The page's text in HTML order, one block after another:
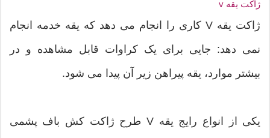
ژاکت یقه v
ژاکت یقه V کاری را انجام می دهد که یقه خدمه انجام
نمی دهد: جایی برای یک کراوات قابل مشاهده و در
بیشتر موارد، یقه پیراهن زیر آن پیدا می شود.
یکی از انواع رایج یقه V طرح ژاکت کش باف پشمی